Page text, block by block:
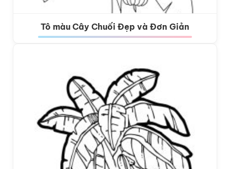
Tô màu Cây Chuối Đẹp và Đơn Giản